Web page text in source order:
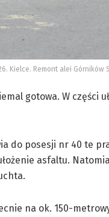
Kielce. Remont alei
gotowa. W
do posesji nr 40 te
asfaltu.
na ok. 150-